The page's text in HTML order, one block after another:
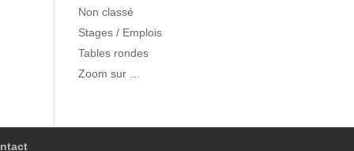
Non classé
Stages / Emplois
Tables rondes
Zoom sur …